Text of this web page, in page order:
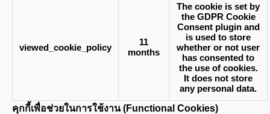
viewed_cookie_policy
11
months
The cookie is set by
the GDPR Cookie
Consent plugin and
is used to store
whether or not user
has consented to
the use of cookies.
It does not store
any personal data.
คุกกี้เพื่อช่วยในการใช้งาน (Functional Cookies)